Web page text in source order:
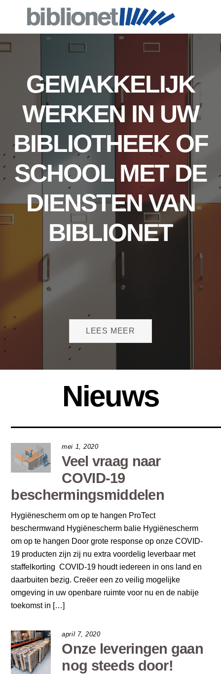
GEMAKKELIJK
WERKEN IN UW
BIBLIOTHEEK OF
SCHOOL MET DE
DIENSTEN VAN
BIBLIONET
LEES MEER
Nieuws
mei 1, 2020
Veel vraag naar
COVID-19
beschermingsmiddelen
Hygiënescherm om op te hangen ProTect
beschermwand Hygiënescherm balie Hygiënescherm
om op te hangen Door grote response op onze COVID-
19 producten zijn zij nu extra voordelig leverbaar met
staffelkorting COVID-19 houdt iedereen in ons land en
daarbuiten bezig. Creëer een zo veilig mogelijke
omgeving in uw openbare ruimte voor nu en de nabije
toekomst in […]
april 7, 2020
Onze leveringen gaan
nog steeds door!